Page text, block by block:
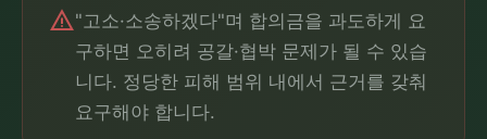
warning"고소·소송하겠다"며 합의금을 과도하게 요
구하면 오히려 공갈·협박 문제가 될 수 있습
니다. 정당한 피해 범위 내에서 근거를 갖춰
요구해야 합니다.